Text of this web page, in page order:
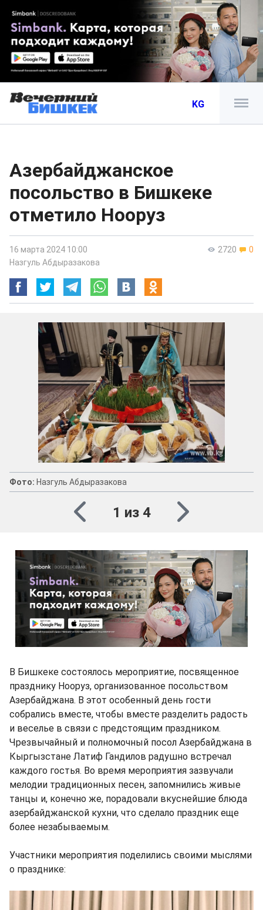
KG
Азербайджанское
посольство в Бишкеке
отметило Нооруз
2720 0
16 марта 2024 10:00
Назгуль Абдыразакова
Фото: Назгуль Абдыразакова
1 из 4
В Бишкеке состоялось мероприятие, посвященное
празднику Нооруз, организованное посольством
Азербайджана. В этот особенный день гости
собрались вместе, чтобы вместе разделить радость
и веселье в связи с предстоящим праздником.
Чрезвычайный и полномочный посол Азербайджана в
Кыргызстане Латиф Гандилов радушно встречал
каждого гостья. Во время мероприятия зазвучали
мелодии традиционных песен, запомнились живые
танцы и, конечно же, порадовали вкуснейшие блюда
азербайджанской кухни, что сделало праздник еще
более незабываемым.
Участники мероприятия поделились своими мыслями
о празднике: